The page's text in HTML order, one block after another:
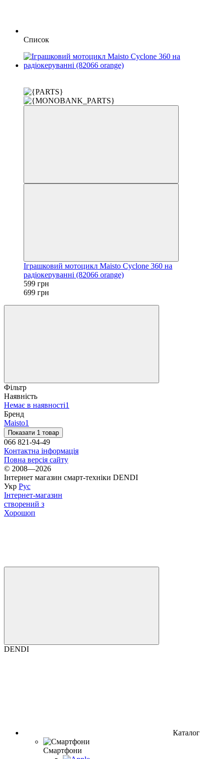
Список
Іграшковий мотоцикл Maisto Cyclone 360 на
радіокеруванні (82066 orange)
599 грн
699 грн
Фільтр
Наявність
Немає в наявності1
Бренд
Maisto1
Показати 1 товар
066 821-94-49
Контактна інформація
Повна версія сайту
© 2008—2026
Інтернет магазин смарт-техніки DENDI
Укр Рус
Інтернет-магазин
створений з
Хорошоп
DENDI
Каталог
Смартфони